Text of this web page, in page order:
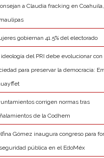
a Claudia fracking en
gobiernan 41.5% del electorado
ideología del PRI debe evolucionar con
para preservar la democracia:
corrigen normas tras
de la Codhem
Gómez inaugura congreso para
pública en el EdoMéx